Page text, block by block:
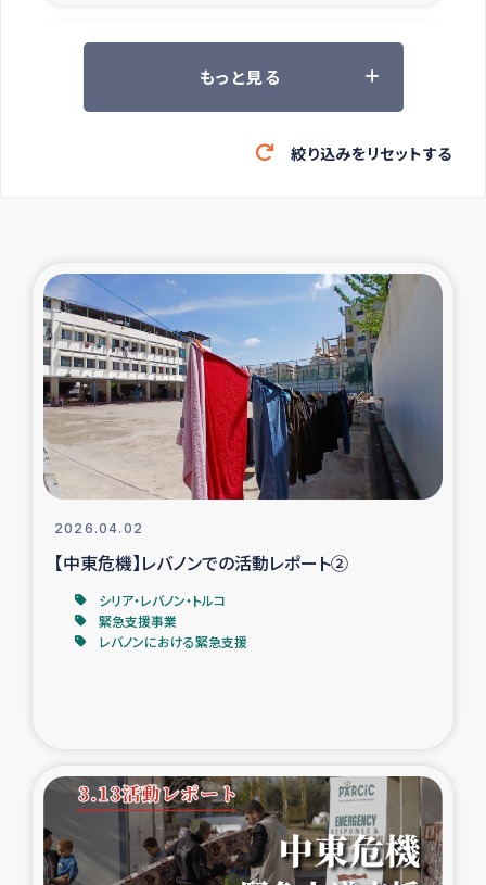
ツアー参加者の声
緊急救援の時代
東ティモール豪雨緊急支援
大雨による洪水被災者支援
カカオ生産者支援事業
シリア国内避難民・帰還民の生活再建支援
トルコにおけるシリア難民支援事業
インドネシア中部 スラウェシの地震・津波被災者支援
スリランカ ムライティブ県帰還民の生活再建支援
スリランカ南部洪水被災者支援
スリランカの南北女性をつなぐサリー・リサイクル・プロ
ジェクト
もっと見る
絞り込みをリセットする
2026.04.02
【中東危機】レバノンでの活動レポート②
シリア・レバノン・トルコ
緊急支援事業
レバノンにおける緊急支援